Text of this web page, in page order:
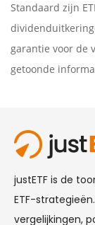
Standaard zijn
garantie voor de
getoonde